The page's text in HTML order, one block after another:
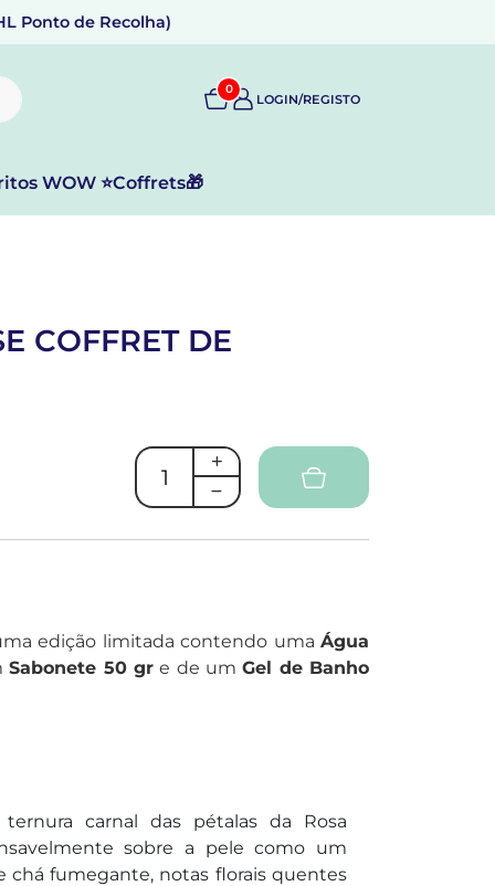
Ponto de Recolha)
0
LOGIN/REGISTO
WOW ⭐Coffrets🎁
COFFRET DE
edição limitada contendo uma Água
Sabonete 50 gr e de umGel de Banho
ternura carnal das pétalas da Rosa
sobre a pele como um
chá fumegante, notas florais quentes